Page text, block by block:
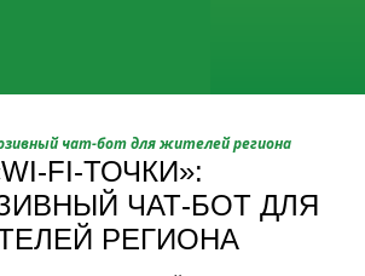
чат-бот для жителей региона
FI-ТОЧКИ»:
ЧАТ-БОТ ДЛЯ
РЕГИОНА